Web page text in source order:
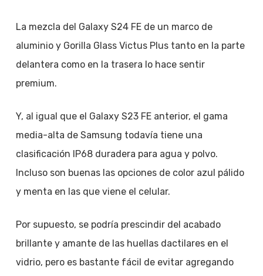
La mezcla del Galaxy S24 FE de un marco de
aluminio y Gorilla Glass Victus Plus tanto en la parte
delantera como en la trasera lo hace sentir
premium.
Y, al igual que el Galaxy S23 FE anterior, el gama
media-alta de Samsung todavía tiene una
clasificación IP68 duradera para agua y polvo.
Incluso son buenas las opciones de color azul pálido
y menta en las que viene el celular.
Por supuesto, se podría prescindir del acabado
brillante y amante de las huellas dactilares en el
vidrio, pero es bastante fácil de evitar agregando